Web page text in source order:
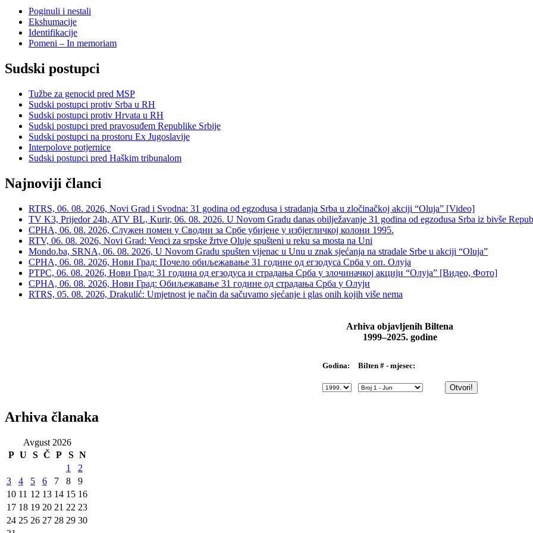
Poginuli i nestali
Ekshumacije
Identifikacije
Pomeni – In memoriam
Sudski postupci
Tužbe za genocid pred MSP
Sudski postupci protiv Srba u RH
Sudski postupci protiv Hrvata u RH
Sudski postupci pred pravosuđem Republike Srbije
Sudski postupci na prostoru Ex Jugoslavije
Interpolove potjernice
Sudski postupci pred Haškim tribunalom
Najnoviji članci
RTRS, 06. 08. 2026, Novi Grad i Svodna: 31 godina od egzodusa i stradanja Srba u zločinačkoj akciji “Oluja” [Video]
TV K3, Prijedor 24h, ATV BL, Kurir, 06. 08. 2026. U Novom Gradu danas obilježavanje 31 godina od egzodusa Srba iz bivše
СРНА, 06. 08. 2026, Служен помен у Сводни за Србе убијене у избјегличкој колони 1995.
RTV, 06. 08. 2026, Novi Grad: Venci za srpske žrtve Oluje spušteni u reku sa mosta na Uni
Mondo.ba, SRNA, 06. 08. 2026, U Novom Gradu spušten vijenac u Unu u znak sjećanja na stradale Srbe u akciji “Oluja”
СРНА, 06. 08. 2026, Нови Град: Почело обиљежавање 31 године од егзодуса Срба у оп. Олуја
РТРС, 06. 08. 2026, Нови Град: 31 година од егзодуса и страдања Срба у злочиначкој акцији “Олуја” [Видео, Фото]
СРНА, 06. 08. 2026, Нови Град: Обиљежавање 31 године од страдања Срба у Олуји
RTRS, 05. 08. 2026, Drakulić: Umjetnost je način da sačuvamo sjećanje i glas onih kojih više nema
Arhiva objavljenih Biltena
1999–2025. godine
Godina: Bilten # - mjesec:
Arhiva članaka
Avgust 2026
P U S Č P S N
1
2
3
4 5 6 7 8
9
10 11 12 13 14 15 16
17 18 19 20 21 22 23
24 25 26 27 28 29 30